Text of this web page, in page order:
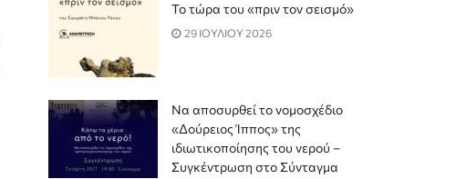
Το τώρα του «πριν τον σεισμό»
29 ΙΟΥΛΙΟΥ 2026
Να αποσυρθεί το νομοσχέδιο
«Δούρειος Ίππος» της
ιδιωτικοποίησης του νερού –
Συγκέντρωση στο Σύνταγμα